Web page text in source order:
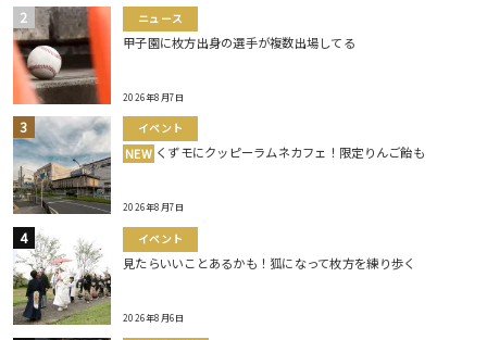
ニュース
甲子園に枚方出身の選手が複数出場してる
2026年8月7日
イベント
NEW くずモにクッピーラムネカフェ！限定りんご飴も
2026年8月7日
イベント
見たらいいことあるかも！狐になって枚方を練り歩く
2026年8月6日